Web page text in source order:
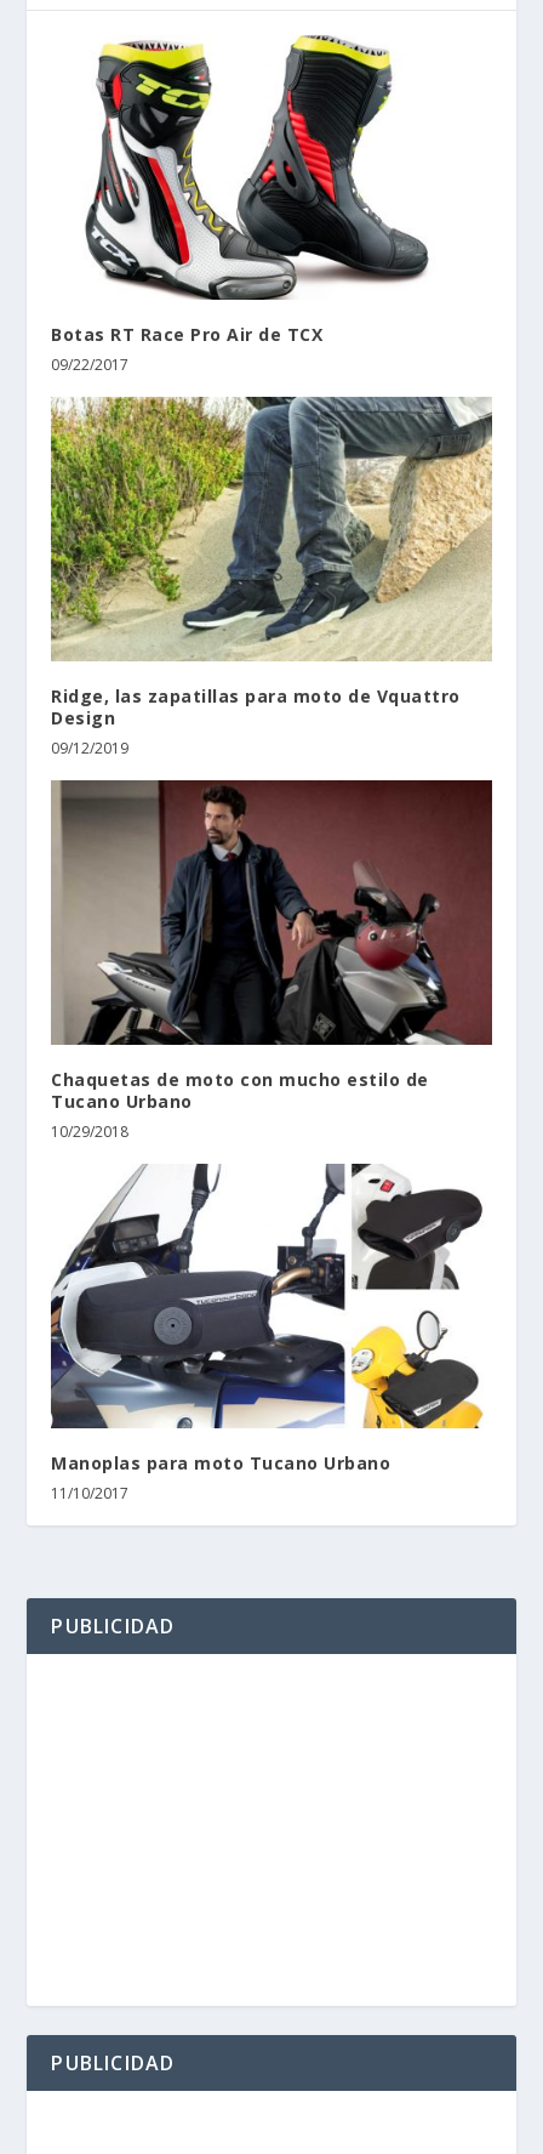
Botas RT Race Pro Air de TCX
09/22/2017
Ridge, las zapatillas para moto de Vquattro
Design
09/12/2019
Chaquetas de moto con mucho estilo de
Tucano Urbano
10/29/2018
Manoplas para moto Tucano Urbano
11/10/2017
PUBLICIDAD
PUBLICIDAD